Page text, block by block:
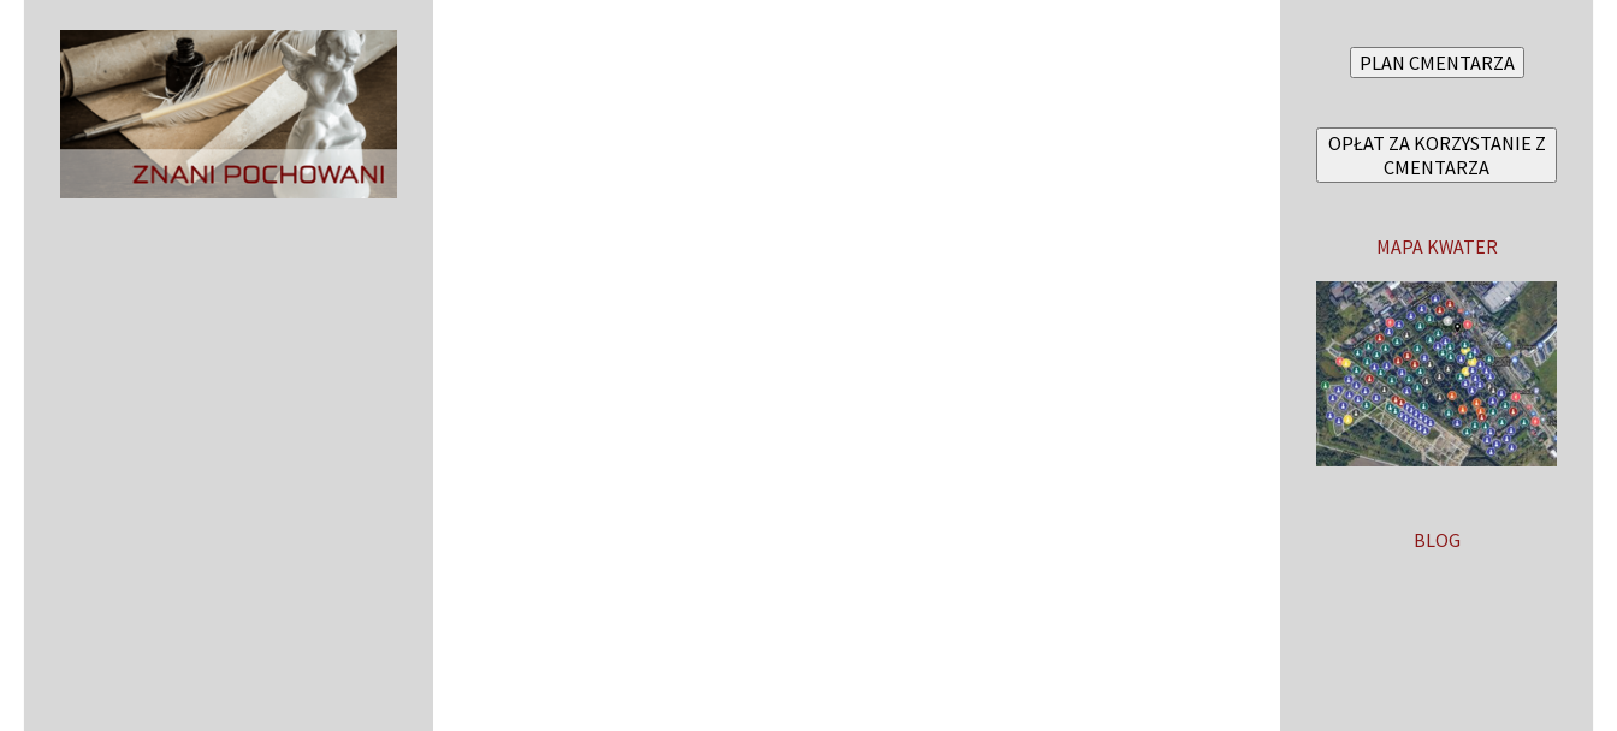
PLAN CMENTARZA
OPŁAT ZA KORZYSTANIE Z
CMENTARZA
MAPA KWATER
BLOG